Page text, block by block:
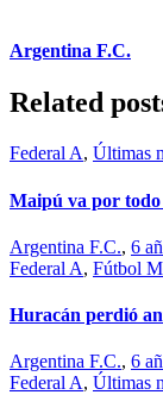
Argentina F.C.
Related
Federal A, Últimas
Maipú va por todo
Argentina F.C., 6
Federal A, Fútbol
Huracán perdió
Argentina F.C., 6
Federal A, Últimas